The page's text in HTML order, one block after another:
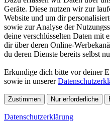
Geräte. Diese nutzen wir zur
Website und um dir
sowie zur Analyse der
deine verschlüsselten Daten mit
dir über deren Online-
du deren Dienste bereits selbst
Erkundige dich bitte vor deiner
sowie in unserer
Zustimmen Nur erforderliche
Datenschutzerklärung